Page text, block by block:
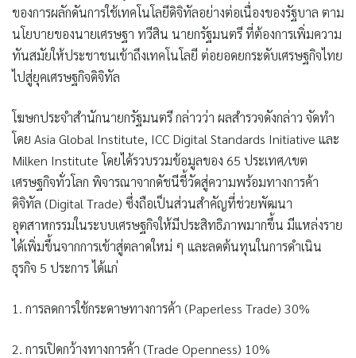
ของการผลักดันการใช้เทคโนโลยีดิจิทัลอย่างต่อเนื่องของรัฐบาล ตาม
นโยบายของนายเศรษฐา ทวีสิน นายกรัฐมนตรี ที่ต้องการเพิ่มความ
ทันสมัยให้ประชาชนเข้าถึงเทคโนโลยี ต่อยอดยกระดับเศรษฐกิจไทย
ไปสู่ยุคเศรษฐกิจดิจิทัล
โฆษกประจำสำนักนายกรัฐมนตรี กล่าวว่า ผลสำรวจดังกล่าว จัดทำ
โดย Asia Global Institute, ICC Digital Standards Initiative และ
Milken Institute โดยได้รวบรวมข้อมูลของ 65 ประเทศ/เขต
เศรษฐกิจทั่วโลก พิจารณาจากดัชนีชี้วัดสู่ความพร้อมทางการค้า
ดิจิทัล (Digital Trade) ซึ่งถือเป็นส่วนสำคัญที่ช่วยพัฒนา
อุตสาหกรรมในระบบเศรษฐกิจให้มีประสิทธิภาพมากขึ้น มีแหล่งราย
ได้เพิ่มขึ้นจากการเข้าสู่ตลาดใหม่ ๆ และลดต้นทุนในการดำเนิน
ธุรกิจ 5 ประการ ได้แก่
1. การลดการใช้กระดาษทางการค้า (Paperless Trade) 30%
2. การเปิดกว้างทางการค้า (Trade Openness) 10%